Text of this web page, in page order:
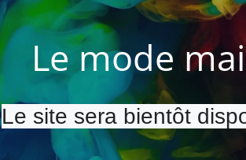
Le mode
Le site sera bientôt